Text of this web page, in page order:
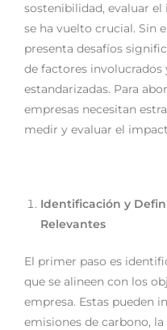
sostenibilidad, evaluar
se ha vuelto crucial. Sin
presenta desafíos
de factores
estandarizadas. Para
empresas necesitan
medir y evaluar el
Identificación y
Relevantes
El primer paso es
que se alineen con los
empresa. Estas pueden
emisiones de carbono,